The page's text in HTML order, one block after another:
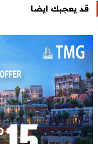
قد يعجبك ايضا